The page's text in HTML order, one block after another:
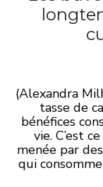
(Alexandra
tasse de
bénéfices
vie. C’est
menée par
qui